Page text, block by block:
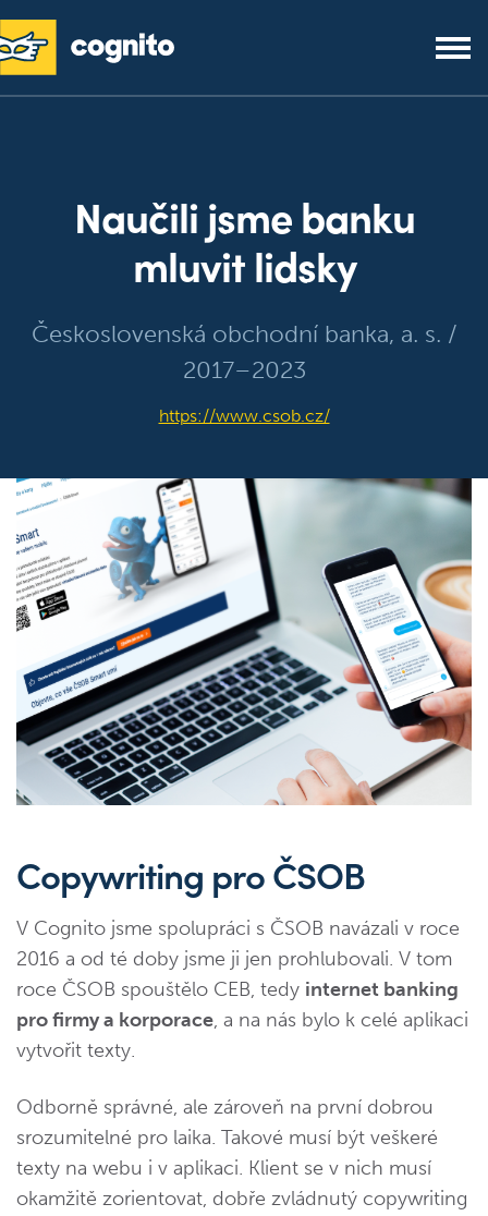
Naučili jsme banku
mluvit lidsky
Československá obchodní banka, a. s. /
2017–2023
https://www.csob.cz/
Copywriting pro ČSOB
V Cognito jsme spolupráci s ČSOB navázali v roce
2016 a od té doby jsme ji jen prohlubovali. V tom
roce ČSOB spouštělo CEB, tedy internet banking
pro firmy a korporace, a na nás bylo k celé aplikaci
vytvořit texty.
Odborně správné, ale zároveň na první dobrou
srozumitelné pro laika. Takové musí být veškeré
texty na webu i v aplikaci. Klient se v nich musí
okamžitě zorientovat, dobře zvládnutý copywriting